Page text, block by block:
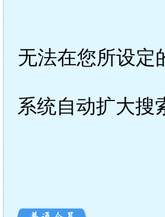
无法在您所设定
系统自动扩大搜